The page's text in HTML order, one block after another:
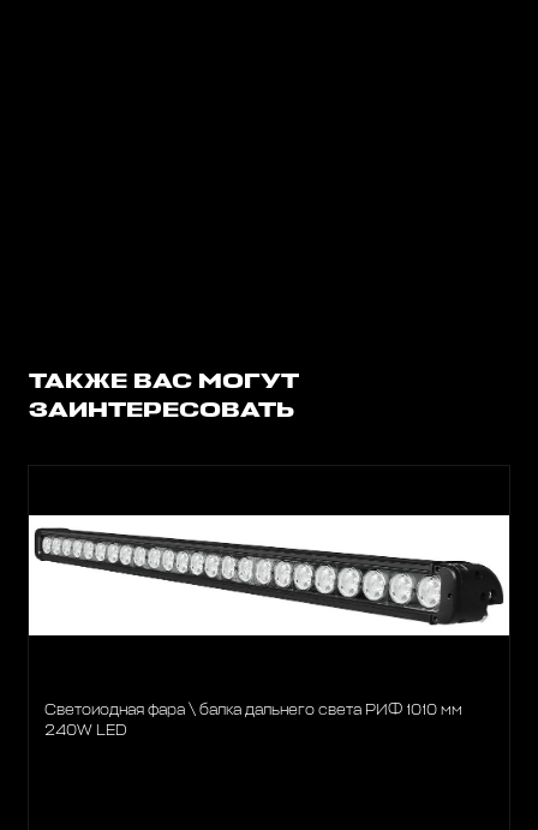
ТАКЖЕ ВАС МОГУТ
ЗАИНТЕРЕСОВАТЬ
Светоиодная фара \ балка дальнего света РИФ 1010 мм
240W LED